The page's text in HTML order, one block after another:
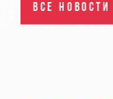
ВСЕ НОВОСТИ